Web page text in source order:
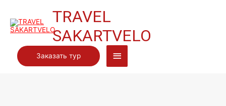
TRAVEL
SAKARTVELO
Главное
Заказать тур